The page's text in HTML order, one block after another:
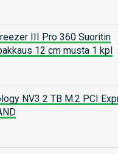
III Pro 360 Suoritin
12 cm musta 1 kpl
NV3 2 TB M.2 PCI